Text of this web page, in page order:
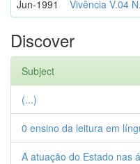
Jun-1991 Vivência V.04
Discover
Subject
(...)
0 ensino da leitura em
A atuação do Estado nas